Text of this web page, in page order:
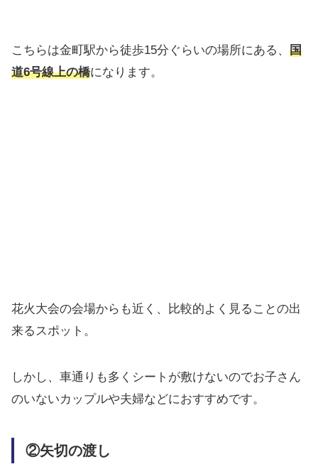
こちらは金町駅から徒歩15分ぐらいの場所にある、 国
道6号線上の橋になります。
花火大会の会場からも近く、比較的よく見ることの出
来るスポット。
しかし、車通りも多くシートが敷けないのでお子さん
のいないカップルや夫婦などにおすすめです。
②矢切の渡し